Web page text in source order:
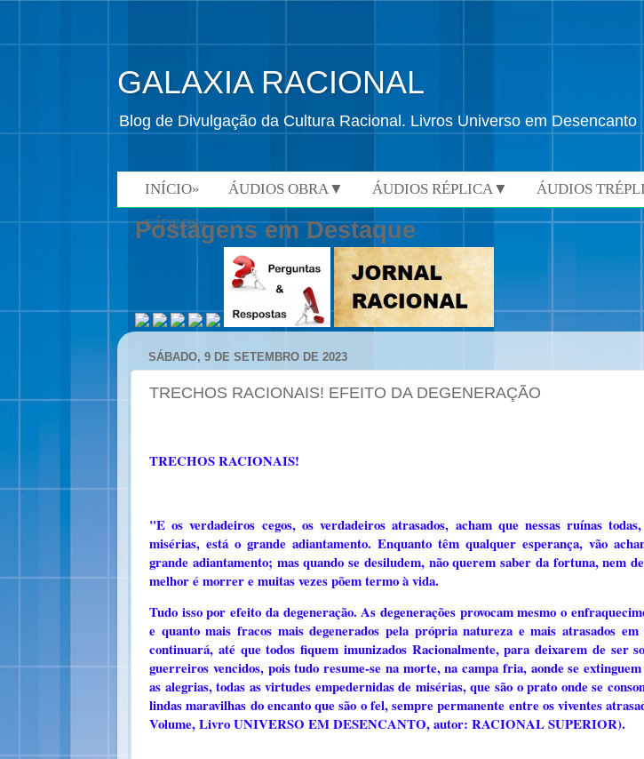
GALAXIA RACIONAL
Blog de Divulgação da Cultura Racional. Livros Universo em Desencanto
INÍCIO» ÁUDIOS OBRA▼ ÁUDIOS RÉPLICA▼ ÁUDIOS
VÍDEOS»
Postagens em Destaque
SÁBADO, 9 DE SETEMBRO DE 2023
TRECHOS RACIONAIS! EFEITO DA DEGENERAÇÃO
TRECHOS RACIONAIS!
"E os verdadeiros cegos, os verdadeiros atrasados, acham que nessas ruínas
misérias, está o grande adiantamento. Enquanto têm qualquer esperança, vão
grande adiantamento; mas quando se desiludem, não querem saber da fortuna, nem
melhor é morrer e muitas vezes põem termo à vida.
Tudo isso por efeito da degeneração. As degenerações provocam mesmo o
e quanto mais fracos mais degenerados pela própria natureza e mais atrasados
continuará, até que todos fiquem imunizados Racionalmente, para deixarem de ser
guerreiros vencidos, pois tudo resume-se na morte, na campa fria, aonde se extinguem
as alegrias, todas as virtudes empedernidas de misérias, que são o prato onde se
lindas maravilhas do encanto que são o fel, sempre permanente entre os viventes
Volume, Livro UNIVERSO EM DESENCANTO, autor: RACIONAL SUPERIOR).